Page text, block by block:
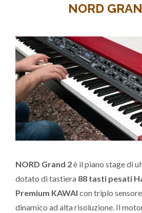
NORD
NORD Grand 2è il piano stage di
dotato di tastiera 88 tasti pesati
Premium KAWAI con triplo
dinamico ad alta risoluzione. Il